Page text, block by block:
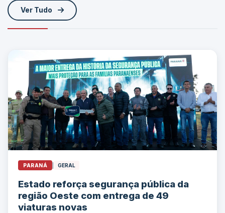
Ver Tudo
PARANÁ GERAL
Estado reforça segurança pública da
região Oeste com entrega de 49
viaturas novas